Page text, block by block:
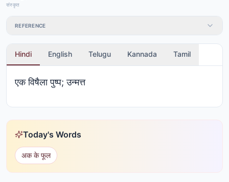
संस्कृत
REFERENCE
Hindi English Telugu Kannada Tamil
एक विषैला पुष्प; उन्मत्त
Today's Words
अक के फूल